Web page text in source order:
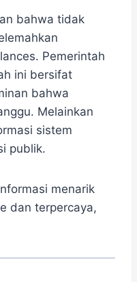
bahwa tidak
Pemerintah
ini bersifat
bahwa
Melainkan
sistem
publik.
menarik
dan terpercaya,